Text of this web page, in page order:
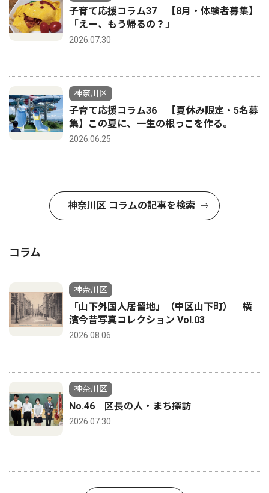
子育て応援コラム37 【8月・体験者募集】
「えー、もう帰るの？」
2026.07.30
神奈川区
子育て応援コラム36 【夏休み限定・5名募
集】この夏に、一生の根っこを作る。
2026.06.25
神奈川区 コラムの記事を検索
コラム
神奈川区
「山下外国人居留地」（中区山下町） 横
濱今昔写真コレクション Vol.03
2026.08.06
神奈川区
No.46 区長の人・まち探訪
2026.07.30